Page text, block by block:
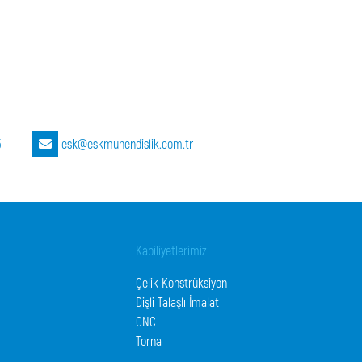
esk@eskmuhendislik.com.tr
Kabiliyetlerimiz
Çelik Konstrüksiyon
Dişli Talaşlı İmalat
CNC
Torna